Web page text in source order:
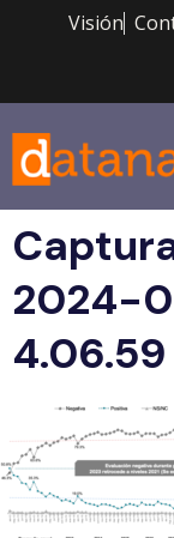
Visión
2024-
4.06.59